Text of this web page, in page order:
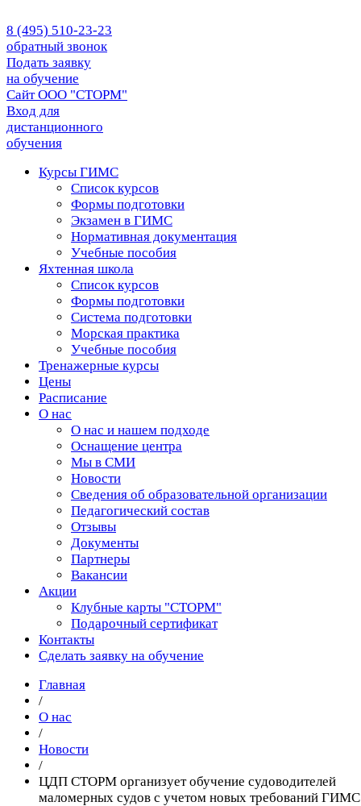
8 (495) 510-23-23
обратный звонок
Подать заявку
на обучение
Сайт ООО "СТОРМ"
Вход для
дистанционного
обучения
Курсы ГИМС
Список курсов
Формы подготовки
Экзамен в ГИМС
Нормативная документация
Учебные пособия
Яхтенная школа
Список курсов
Формы подготовки
Cистема подготовки
Морская практика
Учебные пособия
Тренажерные курсы
Цены
Расписание
О нас
О нас и нашем подходе
Оснащение центра
Мы в СМИ
Новости
Сведения об образовательной организации
Педагогический состав
Отзывы
Документы
Партнеры
Вакансии
Акции
Клубные карты "СТОРМ"
Подарочный сертификат
Контакты
Сделать заявку на обучение
Главная
/
О нас
/
Новости
/
ЦДП СТОРМ организует обучение судоводителей
маломерных судов с учетом новых требований ГИМС